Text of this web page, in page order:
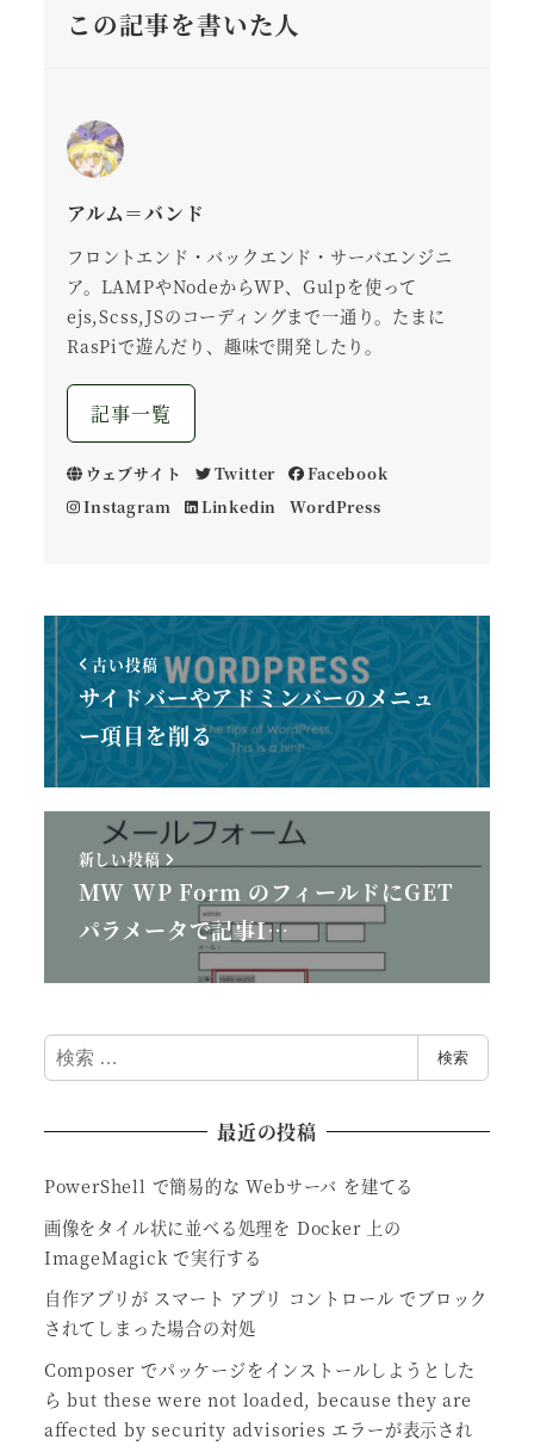
この記事を書いた人
アルム＝バンド
フロントエンド・バックエンド・サーバエンジニ
ア。LAMPやNodeからWP、Gulpを使って
ejs,Scss,JSのコーディングまで一通り。たまに
RasPiで遊んだり、趣味で開発したり。
記事一覧
ウェブサイト Twitter
Facebook
Instagram
Linkedin WordPress
古い投稿
サイドバーやアドミンバーのメニュ
ー項目を削る
新しい投稿
MW WP Form のフィールドにGET
パラメータで記事I…
検
索
検索
最近の投稿
PowerShell で簡易的な Webサーバ を建てる
画像をタイル状に並べる処理を Docker 上の
ImageMagick で実行する
自作アプリが スマート アプリ コントロール でブロック
されてしまった場合の対処
Composer でパッケージをインストールしようとした
ら but these were not loaded, because they are
affected by security advisories エラーが表示され